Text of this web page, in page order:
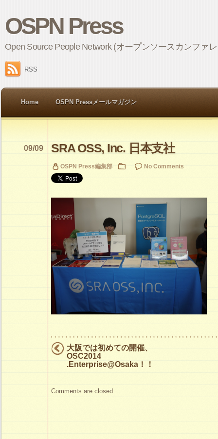
OSPN Press
Open Source People Network (オープンソースカンファ
RSS
Home OSPN Pressメールマガジン
SRA OSS, Inc. 日本支社
09/09
OSPN Press編集部 No Comments
大阪では初めての開催、
OSC2014
.Enterprise@Osaka！！
Comments are closed.